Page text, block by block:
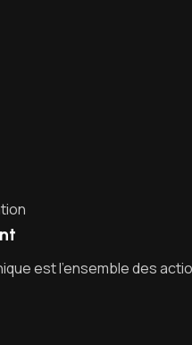
est l’ensemble des